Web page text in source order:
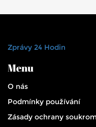
Zprávy 24 Hodin
Menu
O nás
Podmínky používání
Zásady ochrany